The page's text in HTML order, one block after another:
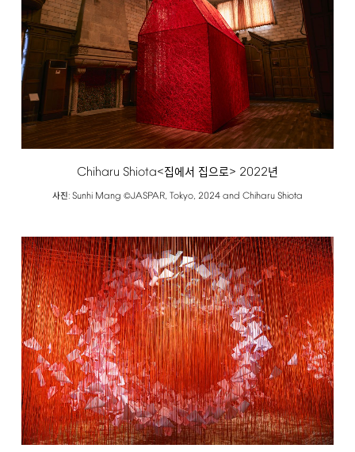
Chiharu Shiota<집에서 집으로> 2022년
사진: Sunhi Mang ©JASPAR, Tokyo, 2024 and Chiharu Shiota